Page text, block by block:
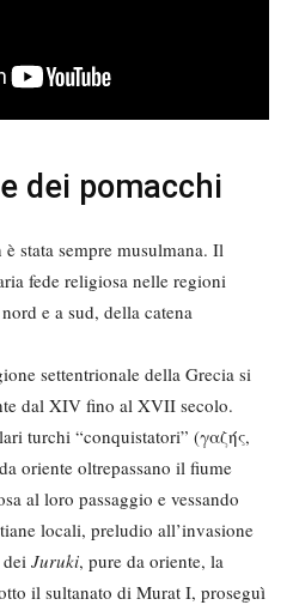
dei pomacchi
stata sempre musulmana. Il
fede religiosa nelle regioni
e a sud, della catena
settentrionale della Grecia si
dal XIV fino al XVII secolo.
turchi “conquistatori” (γαζής,
oriente oltrepassano il fiume
al loro passaggio e vessando
locali, preludio all’invasione
Juruki, pure da oriente, la
il sultanato di Murat I, proseguì